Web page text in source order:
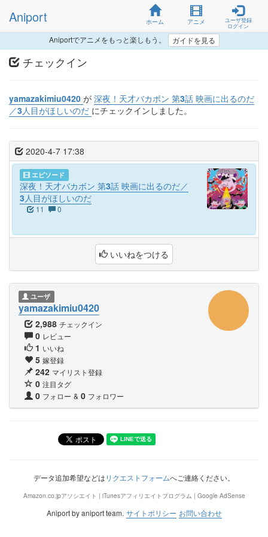
Aniport ホーム アニメ
ユーザ登録
ログイン
Aniportでアニメをもっと楽しもう。 ガイドを見る
チェックイン
yamazakimiu0420 が 深夜！天才バカボン 第3話 映画に出るのだ
／3人目がほしいのだ にチェックインしました。
2020-4-7 17:38
エピソード
深夜！天才バカボン 第3話 映画に出るのだ／
3人目がほしいのだ
11 0
いいねをつける
ユーザ
yamazakimiu0420
2,988 チェックイン
0 レビュー
1 いいね
5 嫁登録
242 マイリスト登録
0 注目タグ
0 フォロー & 0 フォロワー
データ追加希望などはリクエストフォームへご連絡ください。
Amazon.co.jpアソシエイト | iTunesアフィリエイトプログラム | Google AdSense
Aniport by aniport team. サイトポリシー お問い合わせ